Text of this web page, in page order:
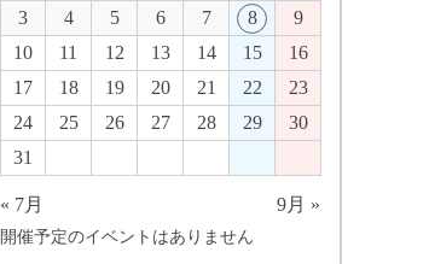
3
4 5 6 7 8
9
10
11 12 13 14 15
16
17
18 19 20 21 22
23
24
25 26 27 28 29
30
31
« 7月 9月 »
開催予定のイベントはありません